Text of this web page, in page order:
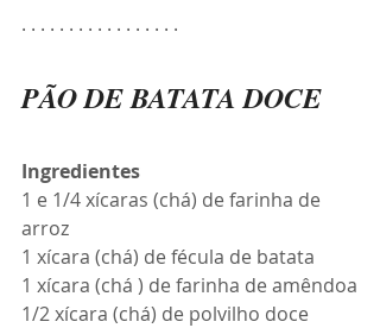
. . . . . . . . . . . . . . . . .
PÃO DE BATATA DOCE
Ingredientes
1 e 1/4 xícaras (chá) de farinha de
arroz
1 xícara (chá) de fécula de batata
1 xícara (chá ) de farinha de amêndoa
1/2 xícara (chá) de polvilho doce